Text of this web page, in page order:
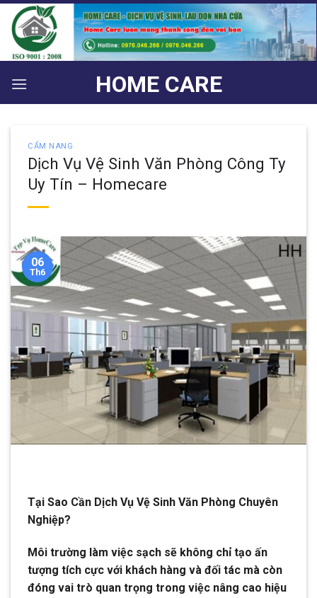
Bỏ
qua
nội
dung
HOME CARE
CẨM NANG
Dịch Vụ Vệ Sinh Văn Phòng Công Ty
Uy Tín – Homecare
06
Th6
Tại Sao Cần Dịch Vụ Vệ Sinh Văn Phòng Chuyên
Nghiệp?
Môi trường làm việc sạch sẽ không chỉ tạo ấn
tượng tích cực với khách hàng và đối tác mà còn
đóng vai trò quan trọng trong việc nâng cao hiệu